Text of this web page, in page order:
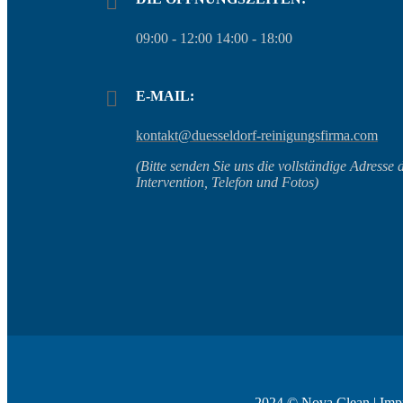
09:00 - 12:00 14:00 - 18:00
E-MAIL:
kontakt@duesseldorf-reinigungsfirma.com
(Bitte senden Sie uns die vollständige Adresse
Intervention, Telefon und Fotos)